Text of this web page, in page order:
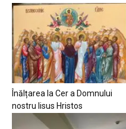
Înălțarea la Cer a Domnului
nostru Iisus Hristos